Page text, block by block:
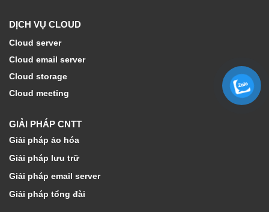
DỊCH VỤ CLOUD
Cloud server
Cloud email server
Cloud storage
Cloud meeting
GIẢI PHÁP CNTT
Giải pháp ảo hóa
Giải pháp lưu trữ
Giải pháp email server
Giải pháp tổng đài